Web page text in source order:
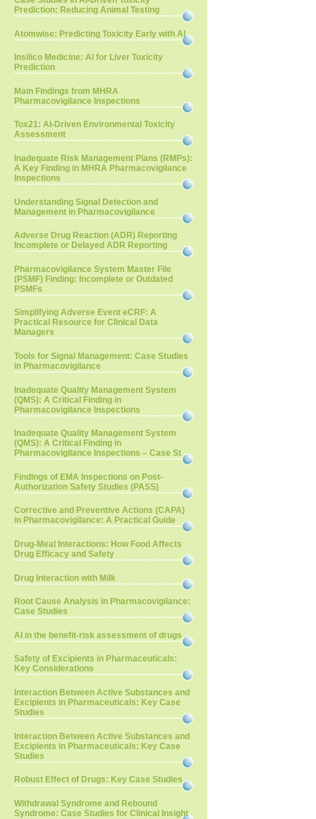
Prediction: Reducing Animal Testing
Atomwise: Predicting Toxicity Early with AI
Insilico Medicine: AI for Liver Toxicity
Prediction
Main Findings from MHRA
Pharmacovigilance Inspections
Tox21: AI-Driven Environmental Toxicity
Assessment
Inadequate Risk Management Plans (RMPs):
A Key Finding in MHRA Pharmacovigilance
Inspections
Understanding Signal Detection and
Management in Pharmacovigilance
Adverse Drug Reaction (ADR) Reporting
Incomplete or Delayed ADR Reporting
Pharmacovigilance System Master File
(PSMF) Finding: Incomplete or Outdated
PSMFs
Simplifying Adverse Event eCRF: A
Practical Resource for Clinical Data
Managers
Tools for Signal Management: Case Studies
in Pharmacovigilance
Inadequate Quality Management System
(QMS): A Critical Finding in
Pharmacovigilance Inspections
Inadequate Quality Management System
(QMS): A Critical Finding in
Pharmacovigilance Inspections – Case St
Findings of EMA Inspections on Post-
Authorization Safety Studies (PASS)
Corrective and Preventive Actions (CAPA)
in Pharmacovigilance: A Practical Guide
Drug-Meal Interactions: How Food Affects
Drug Efficacy and Safety
Drug Interaction with Milk
Root Cause Analysis in Pharmacovigilance:
Case Studies
AI in the benefit-risk assessment of drugs
Safety of Excipients in Pharmaceuticals:
Key Considerations
Interaction Between Active Substances and
Excipients in Pharmaceuticals: Key Case
Studies
Interaction Between Active Substances and
Excipients in Pharmaceuticals: Key Case
Studies
Robust Effect of Drugs: Key Case Studies
Withdrawal Syndrome and Rebound
Syndrome: Case Studies for Clinical Insight